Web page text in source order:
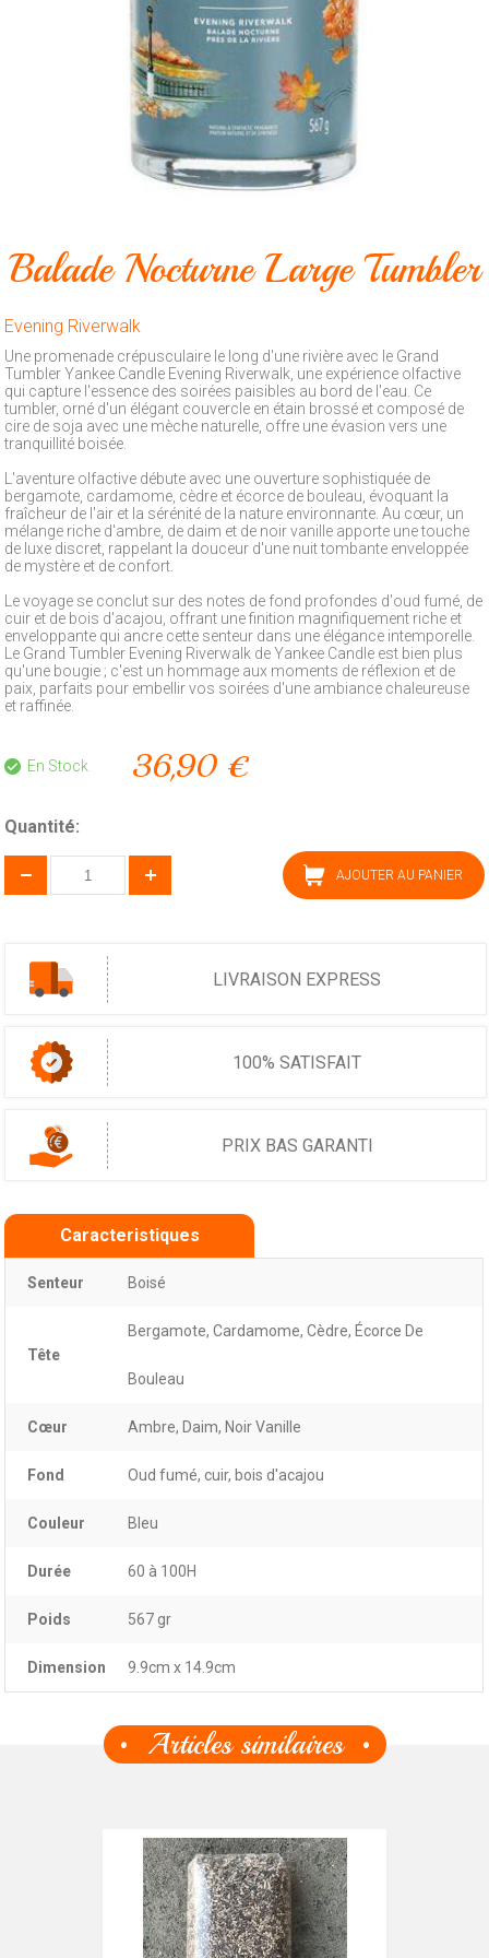
Balade Nocturne Large Tumbler
Evening Riverwalk
Une promenade crépusculaire le long d'une rivière avec le Grand
Tumbler Yankee Candle Evening Riverwalk, une expérience olfactive
qui capture l'essence des soirées paisibles au bord de l'eau. Ce
tumbler, orné d'un élégant couvercle en étain brossé et composé de
cire de soja avec une mèche naturelle, offre une évasion vers une
tranquillité boisée.
L'aventure olfactive débute avec une ouverture sophistiquée de
bergamote, cardamome, cèdre et écorce de bouleau, évoquant la
fraîcheur de l'air et la sérénité de la nature environnante. Au cœur, un
mélange riche d'ambre, de daim et de noir vanille apporte une touche
de luxe discret, rappelant la douceur d'une nuit tombante enveloppée
de mystère et de confort.
Le voyage se conclut sur des notes de fond profondes d'oud fumé, de
cuir et de bois d'acajou, offrant une finition magnifiquement riche et
enveloppante qui ancre cette senteur dans une élégance intemporelle.
Le Grand Tumbler Evening Riverwalk de Yankee Candle est bien plus
qu'une bougie ; c'est un hommage aux moments de réflexion et de
paix, parfaits pour embellir vos soirées d'une ambiance chaleureuse
et raffinée.
En Stock 36,90 €
Quantité:
AJOUTER AU PANIER
LIVRAISON EXPRESS
100% SATISFAIT
PRIX BAS GARANTI
Caracteristiques
Senteur Boisé
Tête
Bergamote, Cardamome, Cèdre, Écorce De
Bouleau
Cœur Ambre, Daim, Noir Vanille
Fond Oud fumé, cuir, bois d'acajou
Couleur Bleu
Durée 60 à 100H
Poids 567 gr
Dimension 9.9cm x 14.9cm
Articles similaires